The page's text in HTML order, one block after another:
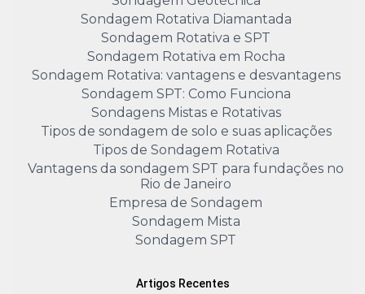
Sondagem Rotativa Diamantada
Sondagem Rotativa e SPT
Sondagem Rotativa em Rocha
Sondagem Rotativa: vantagens e desvantagens
Sondagem SPT: Como Funciona
Sondagens Mistas e Rotativas
Tipos de sondagem de solo e suas aplicações
Tipos de Sondagem Rotativa
Vantagens da sondagem SPT para fundações no
Rio de Janeiro
Empresa de Sondagem
Sondagem Mista
Sondagem SPT
Artigos Recentes